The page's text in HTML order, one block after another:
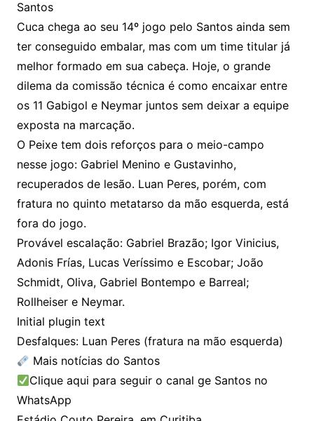
Santos
Cuca chega ao seu 14º jogo pelo Santos ainda sem
ter conseguido embalar, mas com um time titular já
melhor formado em sua cabeça. Hoje, o grande
dilema da comissão técnica é como encaixar entre
os 11 Gabigol e Neymar juntos sem deixar a equipe
exposta na marcação.
O Peixe tem dois reforços para o meio-campo
nesse jogo: Gabriel Menino e Gustavinho,
recuperados de lesão. Luan Peres, porém, com
fratura no quinto metatarso da mão esquerda, está
fora do jogo.
Provável escalação: Gabriel Brazão; Igor Vinicius,
Adonis Frías, Lucas Veríssimo e Escobar; João
Schmidt, Oliva, Gabriel Bontempo e Barreal;
Rollheiser e Neymar.
Initial plugin text
Desfalques: Luan Peres (fratura na mão esquerda)
Mais notícias do Santos
Clique aqui para seguir o canal ge Santos no
WhatsApp